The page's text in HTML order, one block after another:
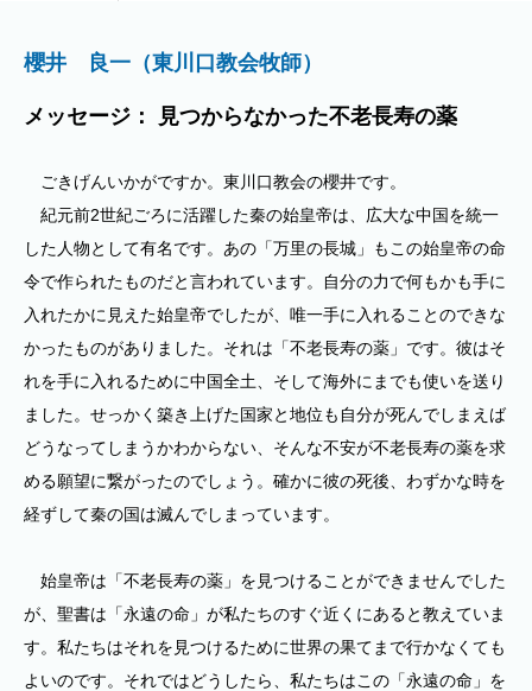
櫻井 良一（東川口教会牧師）
メッセージ： 見つからなかった不老長寿の薬
ごきげんいかがですか。東川口教会の櫻井です。
紀元前2世紀ごろに活躍した秦の始皇帝は、広大な中国を統一
した人物として有名です。あの「万里の長城」もこの始皇帝の命
令で作られたものだと言われています。自分の力で何もかも手に
入れたかに見えた始皇帝でしたが、唯一手に入れることのできな
かったものがありました。それは「不老長寿の薬」です。彼はそ
れを手に入れるために中国全土、そして海外にまでも使いを送り
ました。せっかく築き上げた国家と地位も自分が死んでしまえば
どうなってしまうかわからない、そんな不安が不老長寿の薬を求
める願望に繋がったのでしょう。確かに彼の死後、わずかな時を
経ずして秦の国は滅んでしまっています。
始皇帝は「不老長寿の薬」を見つけることができませんでした
が、聖書は「永遠の命」が私たちのすぐ近くにあると教えていま
す。私たちはそれを見つけるために世界の果てまで行かなくても
よいのです。それではどうしたら、私たちはこの「永遠の命」を